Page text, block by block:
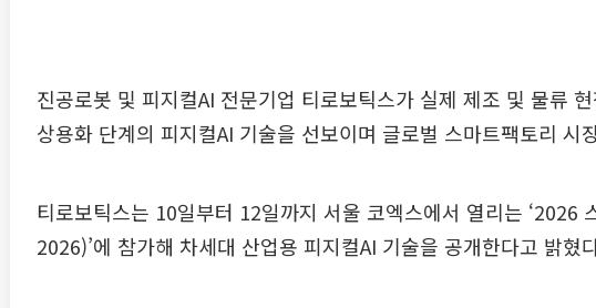
진공로봇 및 피지컬AI 전문기업 티로보틱스가 실제 제조 및 물류
상용화 단계의 피지컬AI 기술을 선보이며 글로벌 스마트팩토리 시
티로보틱스는 10일부터 12일까지 서울 코엑스에서 열리는 ‘2026
2026)’에 참가해 차세대 산업용 피지컬AI 기술을 공개한다고 밝혔